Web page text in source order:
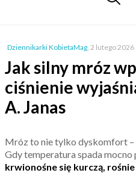
Dziennikarki KobietaMag, 2 lutego 2026
Jak silny mróz
ciśnienie
A. Janas
Mróz to nie tylko dyskomfort –
Gdy temperatura spada mocno
krwionośne się kurczą,